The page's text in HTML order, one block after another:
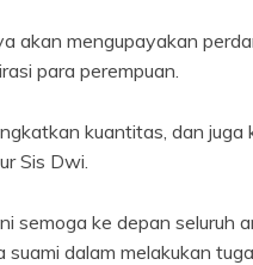
akan mengupayakan
para perempuan.
kuantitas, dan juga
Sis Dwi.
semoga ke depan seluruh
dalam melakukan